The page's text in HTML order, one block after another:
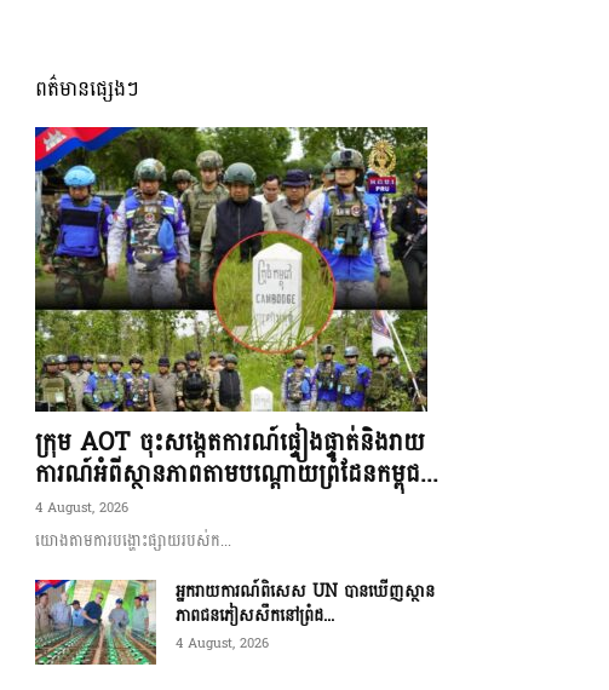
ពត៌មានផ្សេងៗ
ក្រុម AOT ចុះសង្កេតការណ៍ផ្ទៀងផ្ទាត់និងរាយ
ការណ៍អំពីស្ថានភាពតាមបណ្តោយព្រំដែនកម្ពុជ...
4 August, 2026
យោងតាមការបង្ហោះផ្សាយរបស់ក...
អ្នករាយការណ៍ពិសេស UN បានឃើញស្ថាន
ភាពជនភៀសសឹកនៅព្រំដ...
4 August, 2026